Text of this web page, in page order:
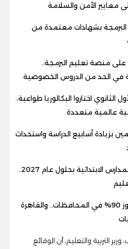
معايير الأمن والسلامة
البرمجة بشهادات معتمدة من
على منصة تعليم البرمجة..
في الحد من الدروس الخصوصية
الثانوي اختاروا البكالوريا طواعية..
عالمية متعددة
بزيادة أسابيع الدراسة واستحداث
- إنهاء الفترات المسائية للمدارس الابتدائية بحلول عام 2027..
- نسبة حضور الطلاب تتجاوز 90% في المحافظات.. والقاهرة
التربية والتعليم، أن الوقائع